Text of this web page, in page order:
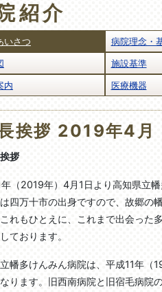
紹介
いさつ 病院理念・
施設基準
内
医療機器
挨拶 2019年4月
拶
（2019年）4月1日より高知県立
四万十市の出身ですので、故郷の
れもひとえに、これまで出会った
ております。
幡多けんみん病院は、平成11年
ります。旧西南病院と旧宿毛病院